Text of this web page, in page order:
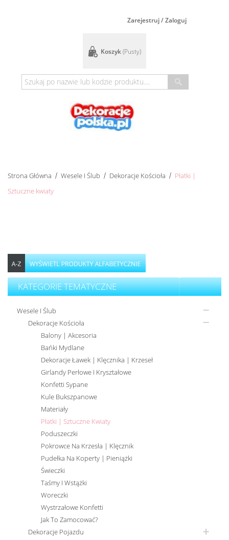
Zarejestruj / Zaloguj
Koszyk(pusty)
Strona Główna Wesele I Ślub Dekoracje Kościoła
Płatki |
Sztuczne kwiaty
KATEGORIE TEMATYCZNE
Wesele I Ślub
Dekoracje Kościoła
Balony | Akcesoria
Bańki Mydlane
Dekoracje Ławek | Klęcznika | Krzeseł
Girlandy Perłowe I Kryształowe
Konfetti Sypane
Kule Bukszpanowe
Materiały
Płatki | Sztuczne Kwiaty
Poduszeczki
Pokrowce Na Krzesła | Klęcznik
Pudełka Na Koperty | Pieniążki
Świeczki
Taśmy I Wstążki
Woreczki
Wystrzałowe Konfetti
Jak To Zamocować?
Dekoracje Pojazdu